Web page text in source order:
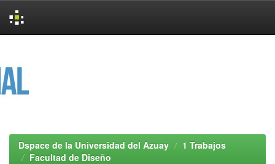
Dspace de la Universidad del Azuay
1 Trabajos
Facultad de Diseño